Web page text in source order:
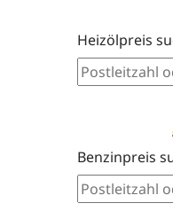
Heizölpreis
Benzinpreis